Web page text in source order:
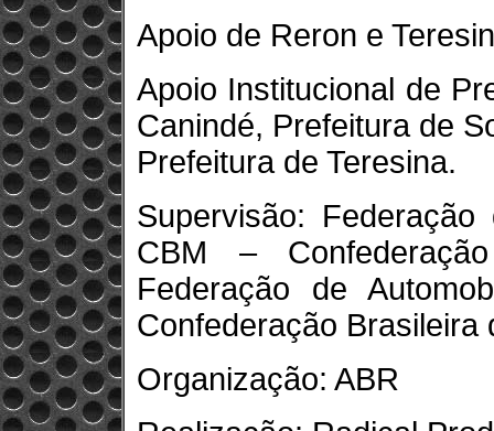
Apoio de Reron e
Apoio Institucional de
Canindé, Prefeitura de
Prefeitura de Teresina.
Supervisão:
CBM –
Federação de
Confederação Brasileira
Organização: ABR